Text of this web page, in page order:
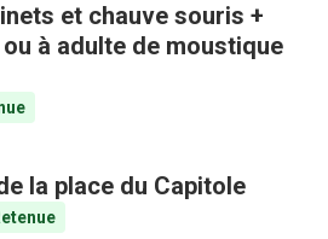
et chauve souris +
à adulte de moustique
la place du Capitole